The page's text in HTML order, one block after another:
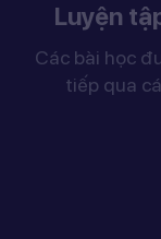
Luyện
Các bài học
tiếp qua